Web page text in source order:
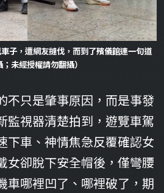
子，遭網友撻伐，而到了殯儀館連一句道
未經授權請勿翻攝）
不只是肇事原因，而是事發
監視器清楚拍到，遊覽車駕
下車、神情焦急反覆確認女
女卻脫下安全帽後，僅彎腰
車哪裡凹了、哪裡破了，期